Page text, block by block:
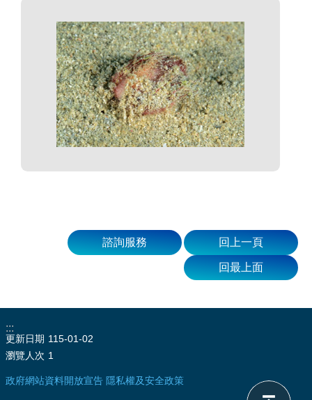
諮詢服務 回上一頁
回最上面
:::
更新日期 115-01-02
瀏覽人次 1
政府網站資料開放宣告 隱私權及安全政策